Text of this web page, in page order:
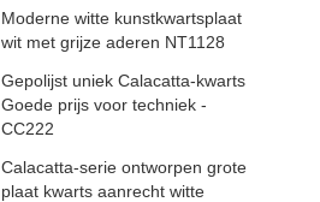
Moderne witte kunstkwartsplaat
wit met grijze aderen NT1128
Gepolijst uniek Calacatta-kwarts
Goede prijs voor techniek -
CC222
Calacatta-serie ontworpen grote
plaat kwarts aanrecht witte